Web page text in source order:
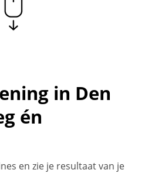
in Den
én
en zie je resultaat van je